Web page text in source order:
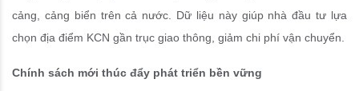
cảng, cảng biển trên cả nước. Dữ liệu này giúp nhà đầu tư lựa
chọn địa điểm KCN gần trục giao thông, giảm chi phí vận chuyển.
Chính sách mới thúc đẩy phát triển bền vững